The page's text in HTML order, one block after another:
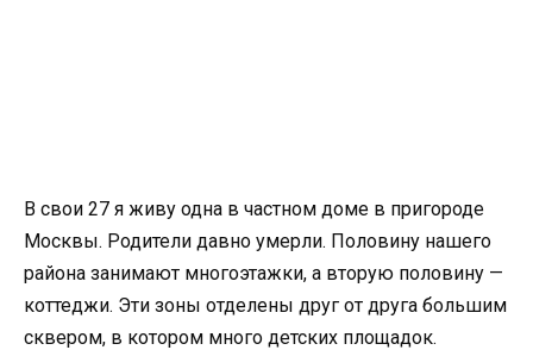
В свои 27 я живу одна в частном доме в пригороде
Москвы. Родители давно умерли. Половину нашего
района занимают многоэтажки, а вторую половину —
коттеджи. Эти зоны отделены друг от друга большим
сквером, в котором много детских площадок.